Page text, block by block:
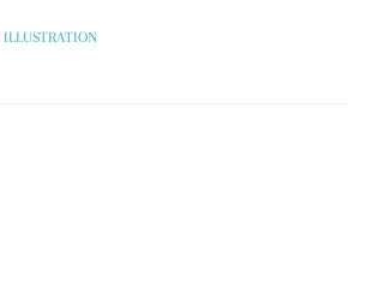
ILLUSTRATION